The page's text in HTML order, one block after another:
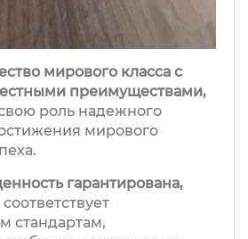
гарантирована,
стандартам,
мирового класса с
преимуществами,
роль надежного
мирового